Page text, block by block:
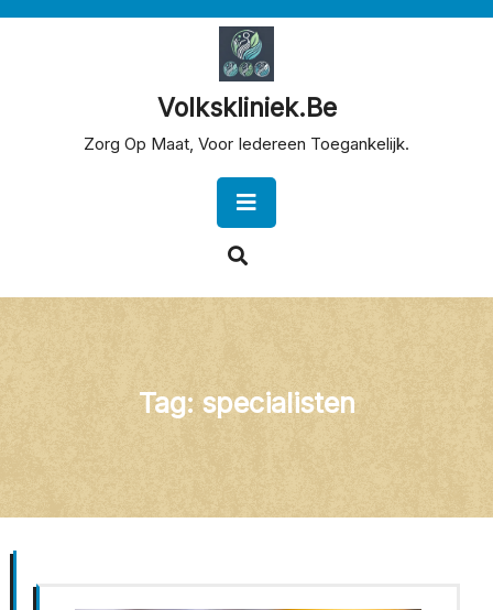
Volkskliniek.be
Zorg Op Maat, Voor Iedereen Toegankelijk.
Button
Tag: specialisten